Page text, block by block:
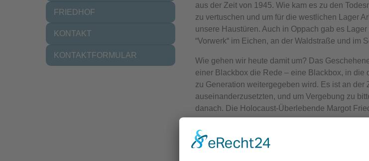
FRIEDHOF
KONTAKT
KONTAKTFORMULAR
aus der Zeit von 1945. Wie kam es zu den
zu vertuschen und um für die westlichen Lager
unsere Haustüren. Auch in Oppach gab es
“Vorwerk“ im Eichen, an der Waldstraße und im
Wie gehen wir heute damit um? Das
einer Blackbox die Rede – eine Blackbox, in
zu Generation weitergegeben wird. Es ist an
auseinanderzusetzten, und um Vergebung zu
danach. Die Holocaust-Überlebende Margot
So hat es damals auch angefangen“
Sie ist dankbar für die Proteste gegen rechts -